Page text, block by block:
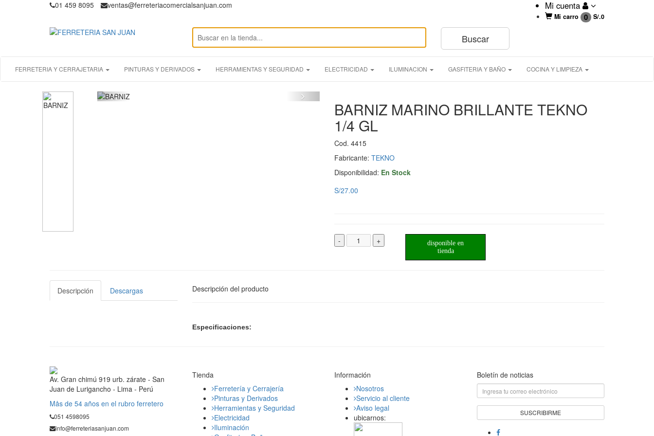
01 459 8095 ventas@ferreteriacomercialsanjuan.com Mi cuenta
Mi carro 0 S/.0
FERRETERIA Y CERRAJETARIA PINTURAS Y DERIVADOS HERRAMIENTAS Y SEGURIDAD ELECTRICIDAD ILUMINACION GASFITERIA Y BAÑO COCINA Y LIMPIEZA
BARNIZ MARINO BRILLANTE TEKNO
1/4 GL
Cod. 4415
Fabricante: TEKNO
Disponibilidad: En Stock
S/27.00
- +
disponible en
tienda
Descripción Descargas Descripción del producto
Especificaciones:
Av. Gran chimú 919 urb. zárate - San
Juan de Lurigancho - Lima - Perú
Mås de 54 años en el rubro ferretero
051 4598095
info@ferreteriasanjuan.com
Tienda
Ferretería y Cerrajería
Pinturas y Derivados
Herramientas y Seguridad
Electricidad
Iluminación
Información
Nosotros
Servicio al cliente
Aviso legal
ubicarnos:
Boletín de noticias